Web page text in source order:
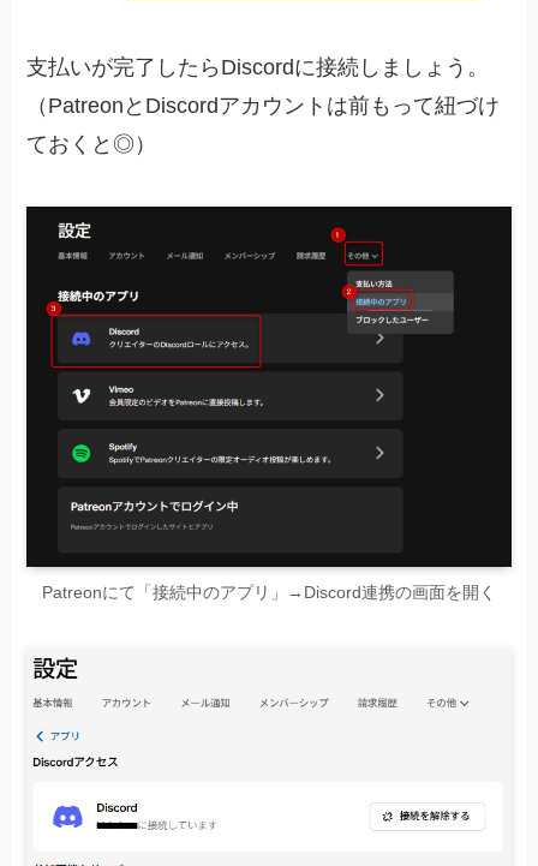
支払いが完了したらDiscordに接続しましょう。
（PatreonとDiscordアカウントは前もって紐づけ
ておくと◎）
Patreonにて「接続中のアプリ」→Discord連携の画面を開く